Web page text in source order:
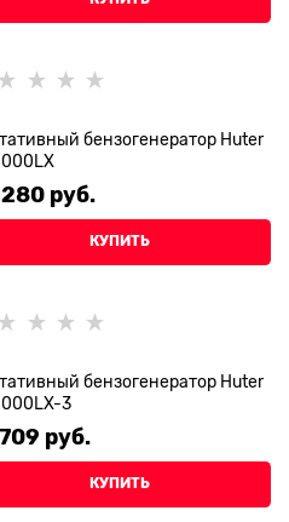
бензогенератор Huter
руб.
КУПИТЬ
бензогенератор Huter
3
руб.
КУПИТЬ